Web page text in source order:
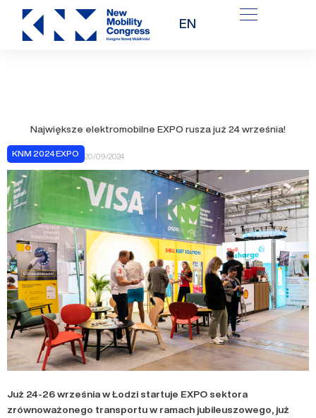
Przejdź
treści
EN
Największe elektromobilne EXPO rusza już 24 września!
KNM 2024 EXPO 20/09/2024
Już 24-26 września w Łodzi startuje EXPO sektora
zrównoważonego transportu w ramach jubileuszowego, już